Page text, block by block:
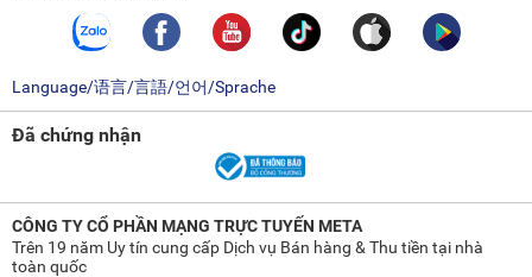
Language/语言/言語/언어/Sprache
Đã chứng nhận
CÔNG TY CỔ PHẦN MẠNG TRỰC TUYẾN META
Trên 19 năm Uy tín cung cấp Dịch vụ Bán hàng & Thu tiền tại nhà
toàn quốc